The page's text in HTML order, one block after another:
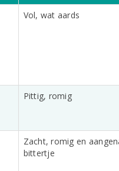
Vol, wat aards
Pittig, romig
Zacht, romig en
bittertje